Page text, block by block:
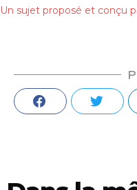
Un sujet proposé et conçu